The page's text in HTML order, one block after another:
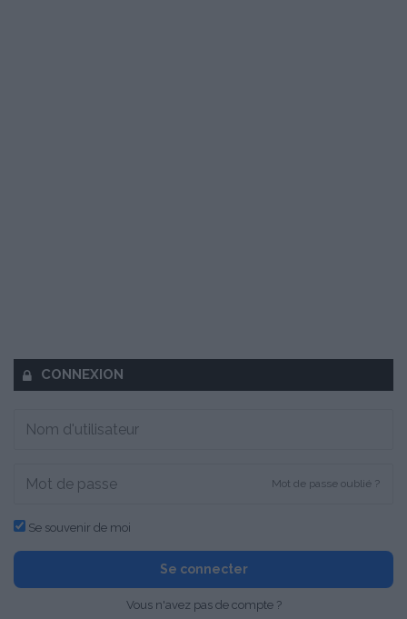
CONNEXION
Mot de passe oublié ?
Se souvenir de moi
Se connecter
Vous n'avez pas de compte ?